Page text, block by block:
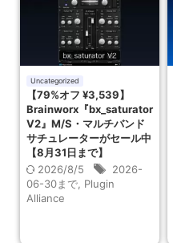
Uncategorized
【79%オフ ¥3,539】
Brainworx『bx_saturator
V2』M/S・マルチバンド
サチュレーターがセール中
【8月31日まで】
2026/8/5
2026-
06-30まで Plugin
Alliance